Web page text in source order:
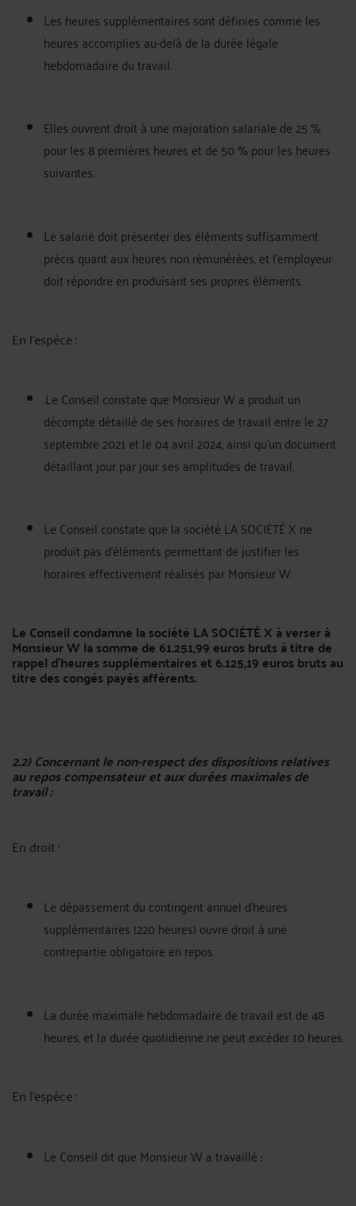
Les heures supplémentaires sont définies comme les
heures accomplies au-delà de la durée légale
hebdomadaire du travail.
Elles ouvrent droit à une majoration salariale de 25 %
pour les 8 premières heures et de 50 % pour les heures
suivantes.
Le salarié doit présenter des éléments suffisamment
précis quant aux heures non rémunérées, et l'employeur
doit répondre en produisant ses propres éléments.
En l'espèce :
Le Conseil constate que Monsieur W a produit un
décompte détaillé de ses horaires de travail entre le 27
septembre 2021 et le 04 avril 2024, ainsi qu'un document
détaillant jour par jour ses amplitudes de travail.
Le Conseil constate que la société LA SOCIÉTÉ X ne
produit pas d'éléments permettant de justifier les
horaires effectivement réalisés par Monsieur W.
Le Conseil condamne la société LA SOCIÉTÉ X à verser à
Monsieur W la somme de 61.251,99 euros bruts à titre de
rappel d'heures supplémentaires et 6.125,19 euros bruts au
titre des congés payés afférents.
2.2) Concernant le non-respect des dispositions relatives
au repos compensateur et aux durées maximales de
travail :
En droit :
Le dépassement du contingent annuel d'heures
supplémentaires (220 heures) ouvre droit à une
contrepartie obligatoire en repos.
La durée maximale hebdomadaire de travail est de 48
heures, et la durée quotidienne ne peut excéder 10 heures.
En l'espèce :
Le Conseil dit que Monsieur W a travaillé :